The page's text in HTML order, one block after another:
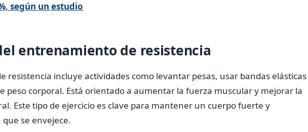
según un estudio
entrenamiento de resistencia
resistencia incluye actividades como levantar pesas, usar bandas elásticas
peso corporal. Está orientado a aumentar la fuerza muscular y mejorar la
Este tipo de ejercicio es clave para mantener un cuerpo fuerte y
se envejece.